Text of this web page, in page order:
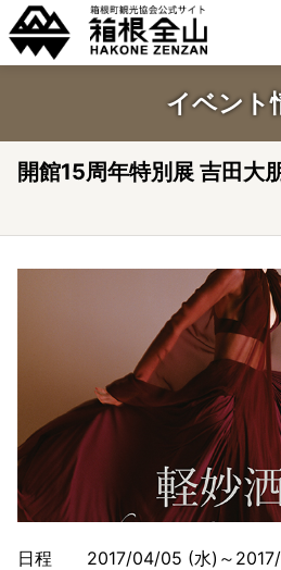
イベント
開館15周年特別展 吉田大
日程 2017/04/05 (水)～2017/